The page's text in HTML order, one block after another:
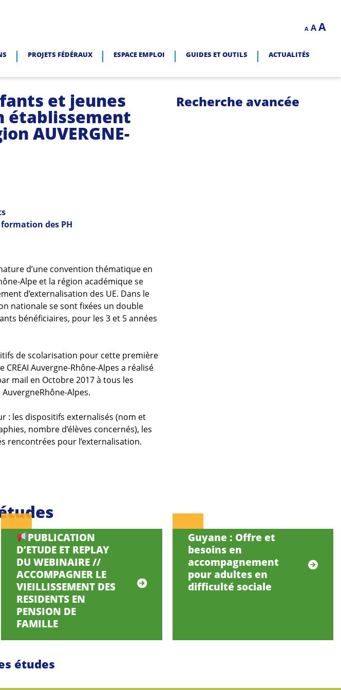
SITUATION DE VULNÉRABILITÉ. A
Decrease
font
A Reset
A
PROJETS FÉDÉRAUX ESPACE EMPLOI GUIDES ET OUTILS
ACTUALITÉS
et jeunes
établissement
AUVERGNE-
des PH
d’une convention thématique en
Alpe et la région académique se
d’externalisation des UE. Dans le
nationale se sont fixées un double
bénéficiaires, pour les 3 et 5 années
de scolarisation pour cette première
Auvergne-Rhône-Alpes a réalisé
mail en Octobre 2017 à tous les
Alpes.
: les dispositifs externalisés (nom et
nombre d’élèves concernés), les
rencontrées pour l’externalisation.
Recherche avancée
PUBLICATION
D’ETUDE ET REPLAY
DU WEBINAIRE //
ACCOMPAGNER LE
VIEILLISSEMENT DES
RESIDENTS EN
PENSION DE
FAMILLE
Guyane : Offre et
besoins en
accompagnement
pour adultes en
difficulté sociale
études